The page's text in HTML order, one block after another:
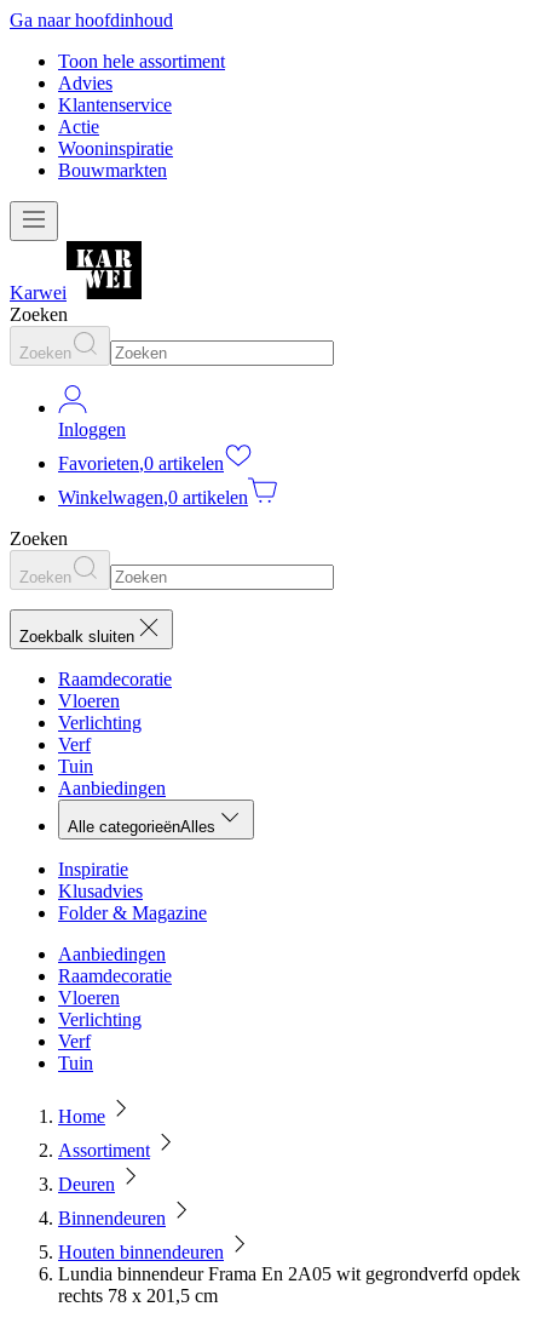
Ga naar hoofdinhoud
Toon hele assortiment
Advies
Klantenservice
Actie
Wooninspiratie
Bouwmarkten
Karwei
Zoeken
Zoeken
Inloggen
Favorieten,0 artikelen
Winkelwagen,0 artikelen
Zoeken
Zoeken
Zoekbalk sluiten
Raamdecoratie
Vloeren
Verlichting
Verf
Tuin
Aanbiedingen
Alle categorieënAlles
Inspiratie
Klusadvies
Folder & Magazine
Aanbiedingen
Raamdecoratie
Vloeren
Verlichting
Verf
Tuin
Home
Assortiment
Deuren
Binnendeuren
Houten binnendeuren
Lundia binnendeur Frama En 2A05 wit gegrondverfd opdek
rechts 78 x 201,5 cm